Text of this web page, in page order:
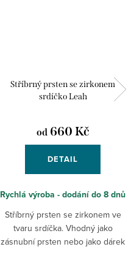
Stříbrný prsten se zirkonem
srdíčko Leah
od660 Kč
DETAIL
Rychlá výroba - dodání do 8 dnů
Stříbrný prsten se zirkonem ve
tvaru srdíčka. Vhodný jako
zásnubní prsten nebo jako dárek